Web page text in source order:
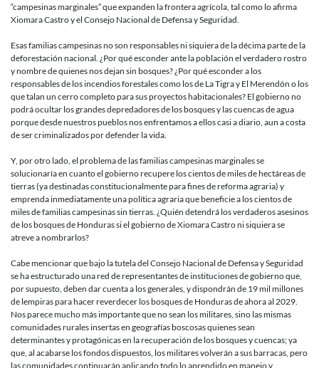
“campesinas marginales” que expanden la frontera agrícola, tal como lo afirma
Xiomara Castro y el Consejo Nacional de Defensa y Seguridad.
Esas familias campesinas no son responsables ni siquiera de la décima parte de la
deforestación nacional. ¿Por qué esconder ante la población el verdadero rostro
y nombre de quienes nos dejan sin bosques? ¿Por qué esconder a los
responsables de los incendios forestales como los de La Tigra y El Merendón o los
que talan un cerro completo para sus proyectos habitacionales? El gobierno no
podrá ocultar los grandes depredadores de los bosques y las cuencas de agua
porque desde nuestros pueblos nos enfrentamos a ellos casi a diario, aun a costa
de ser criminalizados por defender la vida.
Y, por otro lado, el problema de las familias campesinas marginales se
solucionaría en cuanto el gobierno recupere los cientos de miles de hectáreas de
tierras (ya destinadas constitucionalmente para fines de reforma agraria) y
emprenda inmediatamente una política agraria que beneficie a los cientos de
miles de familias campesinas sin tierras. ¿Quién detendrá los verdaderos asesinos
de los bosques de Honduras si el gobierno de Xiomara Castro ni siquiera se
atreve a nombrarlos?
Cabe mencionar que bajo la tutela del Consejo Nacional de Defensa y Seguridad
se ha estructurado una red de representantes de instituciones de gobierno que,
por supuesto, deben dar cuenta a los generales, y dispondrán de 19 mil millones
de lempiras para hacer reverdecer los bosques de Honduras de ahora al 2029.
Nos parece mucho más importante que no sean los militares, sino las mismas
comunidades rurales insertas en geografías boscosas quienes sean
determinantes y protagónicas en la recuperación de los bosques y cuencas; ya
que, al acabarse los fondos dispuestos, los militares volverán a sus barracas, pero
las comunidades continuarán aplicando todo lo aprendido en manejo y